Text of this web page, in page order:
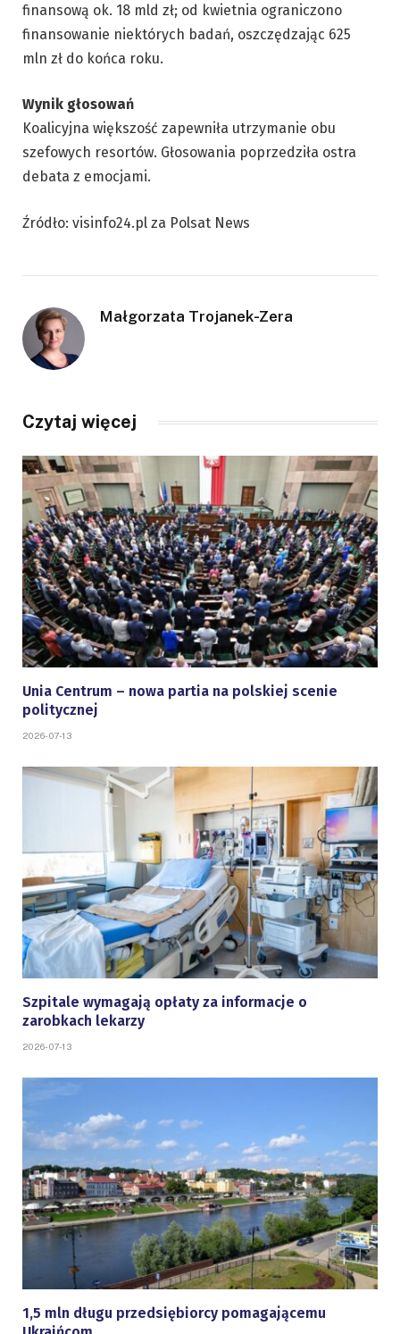
finansową ok. 18 mld zł; od kwietnia ograniczono
finansowanie niektórych badań, oszczędzając 625
mln zł do końca roku.
Wynik głosowań
Koalicyjna większość zapewniła utrzymanie obu
szefowych resortów. Głosowania poprzedziła ostra
debata z emocjami.
Źródło: visinfo24.pl za Polsat News
Małgorzata Trojanek-Zera
Czytaj więcej
Unia Centrum – nowa partia na polskiej scenie
politycznej
2026-07-13
Szpitale wymagają opłaty za informacje o
zarobkach lekarzy
2026-07-13
1,5 mln długu przedsiębiorcy pomagającemu